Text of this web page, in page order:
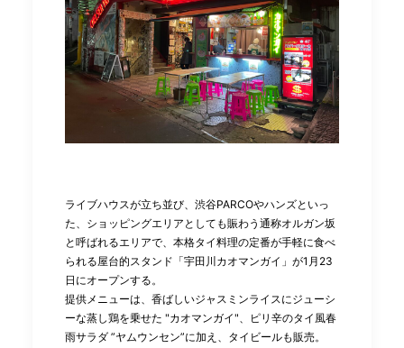
ライブハウスが立ち並び、渋谷PARCOやハンズといっ
た、ショッピングエリアとしても賑わう通称オルガン坂
と呼ばれるエリアで、本格タイ料理の定番が手軽に食べ
られる屋台的スタンド「宇田川カオマンガイ」が1月23
日にオープンする。
提供メニューは、香ばしいジャスミンライスにジューシ
ーな蒸し鶏を乗せた "カオマンガイ"、ピリ辛のタイ風春
雨サラダ ”ヤムウンセン”に加え、タイビールも販売。